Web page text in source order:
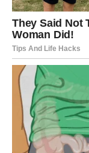
Uljubavi , Lav
kraja godine
Ako ste u vezi,
poštovanja. Ako
vide onakvima
dokazujete.
unutrašnjem